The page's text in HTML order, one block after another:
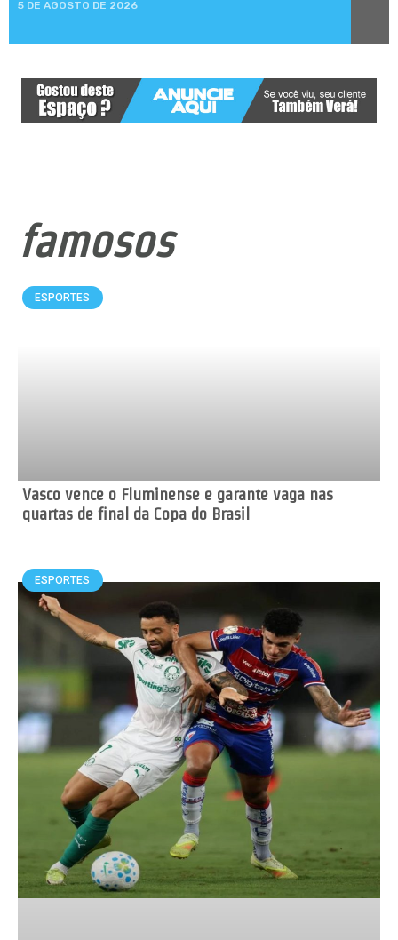
5 DE AGOSTO DE 2026
famosos
ESPORTES
Vasco vence o Fluminense e garante vaga nas
quartas de final da Copa do Brasil
ESPORTES